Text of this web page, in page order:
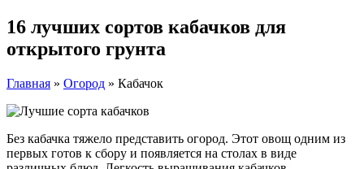
16 лучших сортов кабачков для
открытого грунта
Главная » Огород » Кабачок
Без кабачка тяжело представить огород. Этот овощ одним из
первых готов к сбору и появляется на столах в виде